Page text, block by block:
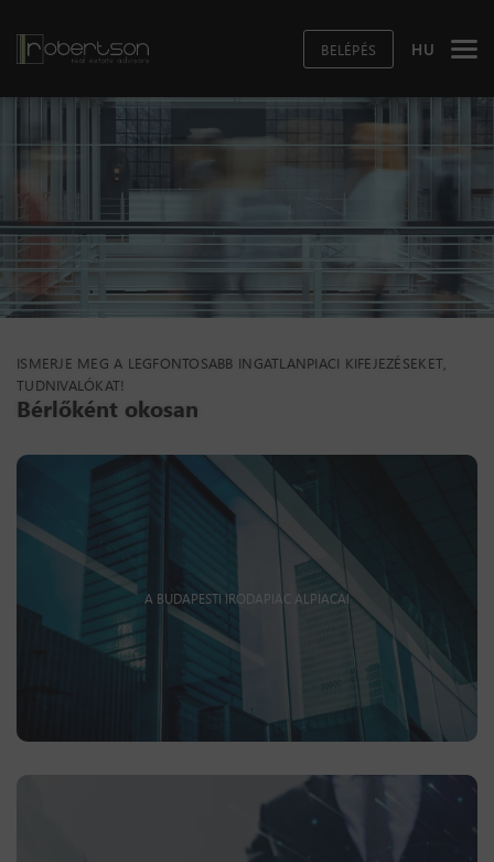
BELÉPÉS HU
ISMERJE MEG A LEGFONTOSABB INGATLANPIACI KIFEJEZÉSEKET,
TUDNIVALÓKAT!
Bérlőként okosan
A BUDAPESTI IRODAPIAC ALPIACAI